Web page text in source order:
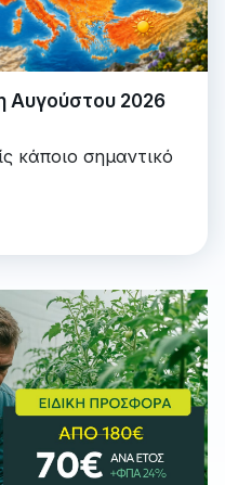
Αυγούστου 2026
κάποιο σημαντικό